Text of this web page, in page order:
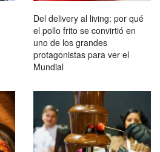
Del delivery al living: por qué
el pollo frito se convirtió en
uno de los grandes
protagonistas para ver el
Mundial